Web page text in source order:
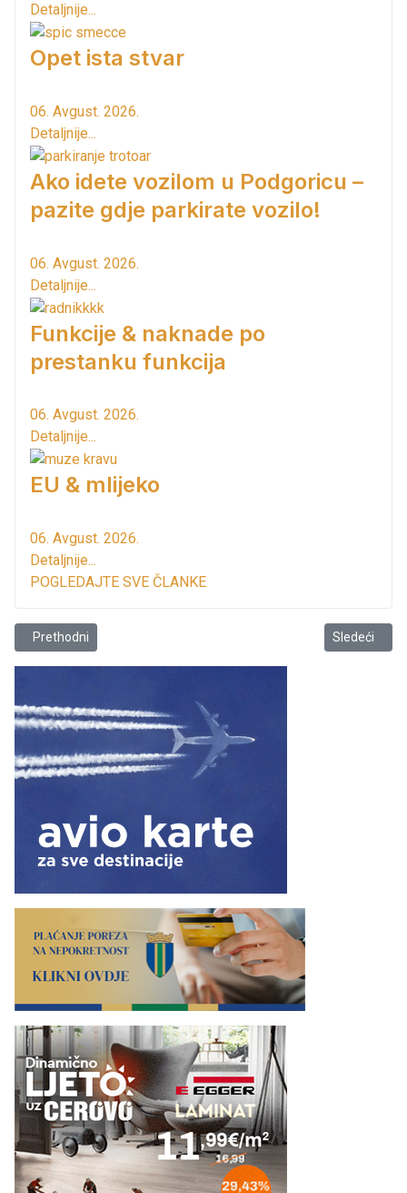
Detaljnije...
Opet ista stvar
06. Avgust. 2026.
Detaljnije...
Ako idete vozilom u Podgoricu –
pazite gdje parkirate vozilo!
06. Avgust. 2026.
Detaljnije...
Funkcije & naknade po
prestanku funkcija
06. Avgust. 2026.
Detaljnije...
EU & mlijeko
06. Avgust. 2026.
Detaljnije...
POGLEDAJTE SVE ČLANKE
Prethodni članak: Strujni kabal oštetili izvodjači gradjevinskih
Prethodni Sledeći
Sledeći